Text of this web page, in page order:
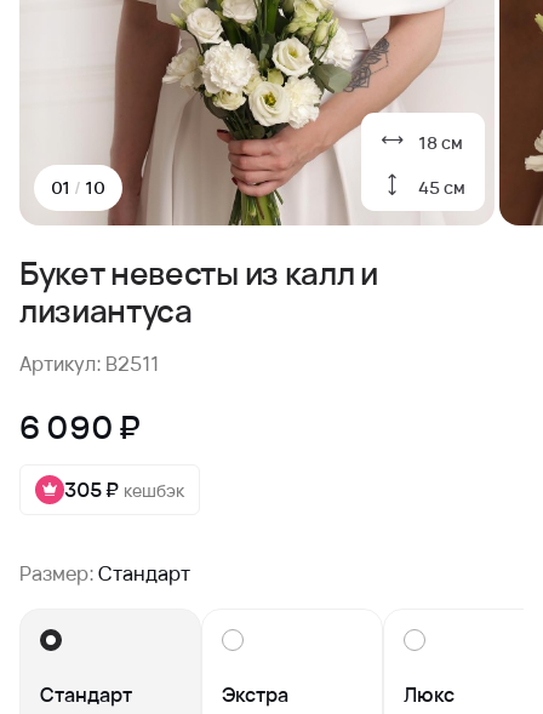
18 см
45 см
01 / 10
Букет невесты из калл и
лизиантуса
Артикул: B2511
6 090 ₽
305 ₽ кешбэк
Размер:Стандарт
Стандарт Экстра Люкс